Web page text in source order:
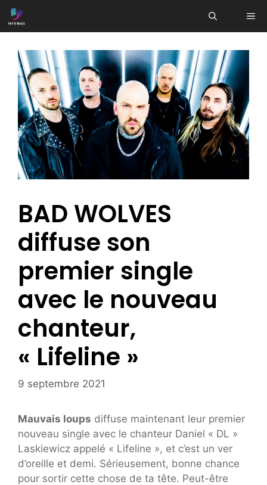
Aller
au
BAD WOLVES
diffuse son
premier single
avec le nouveau
chanteur,
« Lifeline »
9 septembre 2021
Mauvais loups diffuse maintenant leur premier
nouveau single avec le chanteur Daniel « DL »
Laskiewicz appelé « Lifeline », et c’est un ver
d’oreille et demi. Sérieusement, bonne chance
pour sortir cette chose de ta tête. Peut-être